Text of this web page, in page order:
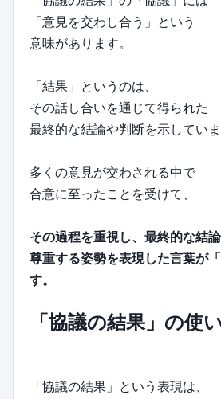
「意見を交わし合う」という
意味があります。
「結果」というのは、
その話し合いを通じて得られた
最終的な結論や判断を示していま
多くの意見が交わされる中で
合意に至ったことを受けて、
その過程を重視し、最終的な結
尊重する姿勢を表現した言葉が
す。
「協議の結果」の使
「協議の結果」という表現は、